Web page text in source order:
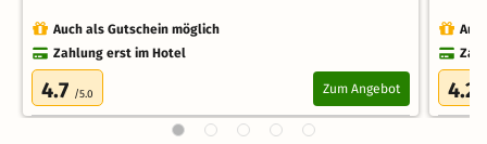
Auch als Gutschein möglich
Zahlung erst im Hotel
4.7 /5.0 Zum Angebot 4.2